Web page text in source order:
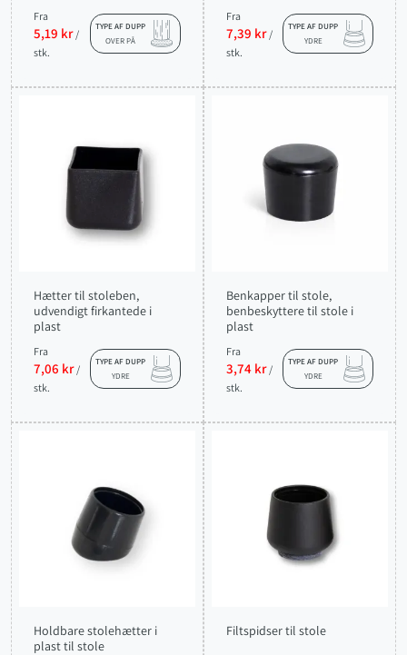
Fra
5,19 kr /
stk.
TYPE AF DUPP
OVER PÅ
Fra
7,39 kr /
stk.
TYPE AF DUPP
YDRE
Hætter til stoleben,
udvendigt firkantede i
plast
Fra
7,06 kr /
stk.
TYPE AF DUPP
YDRE
Benkapper til stole,
benbeskyttere til stole i
plast
Fra
3,74 kr /
stk.
TYPE AF DUPP
YDRE
Holdbare stolehætter i
plast til stole
Filtspidser til stole